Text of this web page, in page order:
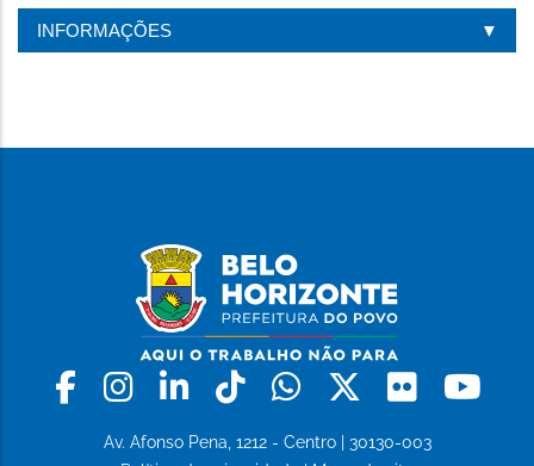
INFORMAÇÕES
Facebook
Instagram
LinkedinTiktokWhatsapp
X Flickr
Av. Afonso Pena, 1212 - Centro | 30130-003